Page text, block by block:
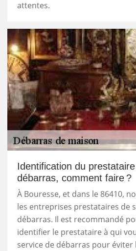
attentes.
Identification du
débarras, comment faire ?
À Bouresse, et dans le 86410,
les entreprises prestataires de
débarras. Il est recommandé
identifier le prestataire à qui
service de débarras pour éviter